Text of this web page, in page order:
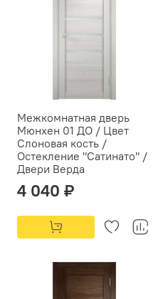
Межкомнатная дверь
Мюнхен 01 ДО / Цвет
Слоновая кость /
Остекление "Сатинато" /
Двери Верда
4 040 ₽